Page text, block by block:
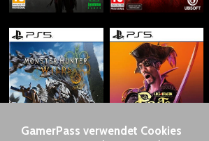
GamerPass verwendet Cookies